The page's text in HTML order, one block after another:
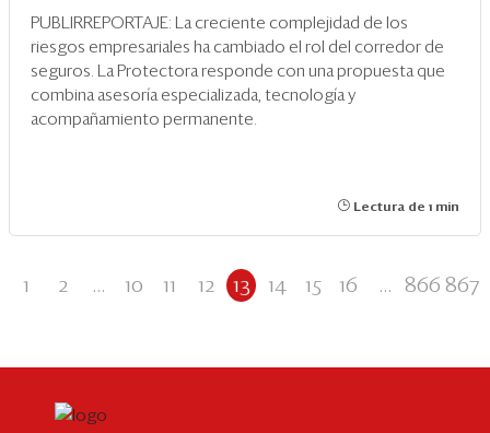
PUBLIRREPORTAJE: La creciente complejidad de los
riesgos empresariales ha cambiado el rol del corredor de
seguros. La Protectora responde con una propuesta que
combina asesoría especializada, tecnología y
acompañamiento permanente.
Lectura de 1 min
1 2 ... 10 11 12 13 14 15 16 ... 866 867